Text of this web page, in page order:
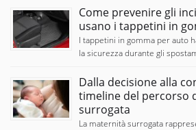
Come prevenire gli
usano i tappetini in
I tappetini in gomma per auto
la sicurezza durante gli
Dalla decisione alla
timeline del percorso
surrogata
La maternità surrogata